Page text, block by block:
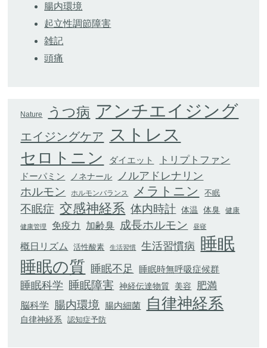
腸内環境
起立性調節障害
雑記
頭痛
Nature うつ病 アンチエイジング
エイジングケア ストレス
セロトニン ダイエット トリプトファン
ドーパミン ノネナール ノルアドレナリン
ホルモン ホルモンバランス メラトニン 不眠
不眠症 交感神経系 体内時計 体温 体臭 健康
健康管理 免疫力 加齢臭 成長ホルモン 昼寝
概日リズム 活性酸素 生活習慣 生活習慣病 睡眠
睡眠の質 睡眠不足 睡眠時無呼吸症候群
睡眠科学 睡眠障害 神経伝達物質 美容 肥満
脳科学 腸内環境 腸内細菌 自律神経系
自律神経系 認知症予防